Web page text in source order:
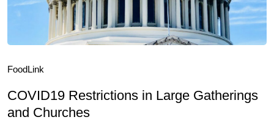
FoodLink
COVID19 Restrictions in Large Gatherings
and Churches